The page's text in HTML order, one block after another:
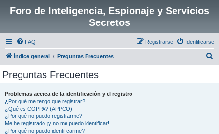
Foro de Inteligencia, Espionaje y Servicios
Secretos
FAQ Identificarse
Registrarse
Índice general Preguntas Frecuentes
Preguntas Frecuentes
Problemas acerca de la identificación y el registro
¿Por qué me tengo que registrar?
¿Qué es COPPA? (APPCO)
¿Por qué no puedo registrarme?
Me he registrado ¡y no me puedo identificar!
¿Por qué no puedo identificarme?